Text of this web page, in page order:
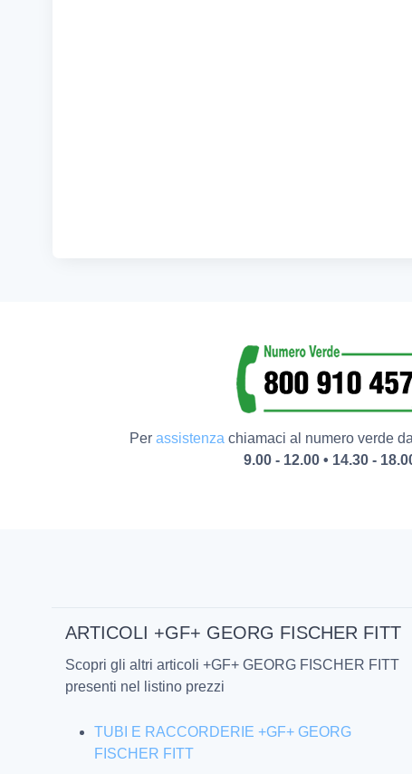
Per assistenzachiamaci al numero verde
9.00 - 12.00 • 14.30 -
ARTICOLI +GF+ GEORG FISCHER FITT
Scopri gli altri articoli +GF+ GEORG FISCHER FITT
presenti nel listino prezzi
TUBI E RACCORDERIE +GF+ GEORG
FISCHER FITT